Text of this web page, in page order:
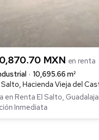
MXN en renta
10,695.66 m²
Salto, Hacienda Vieja del
en Renta El Salto,
Inmediata